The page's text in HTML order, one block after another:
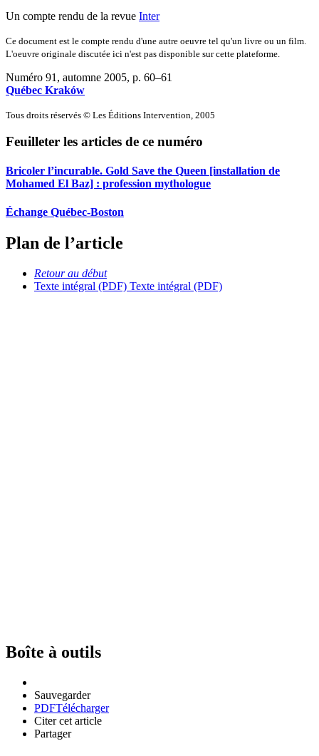
Un compte rendu de la revue Inter
Ce document est le compte rendu d'une autre oeuvre tel qu'un livre ou un film.
L'oeuvre originale discutée ici n'est pas disponible sur cette plateforme.
Numéro 91, automne 2005, p. 60–61
Québec Kraków
Tous droits réservés © Les Éditions Intervention, 2005
Feuilleter les articles de ce numéro
Bricoler l’incurable. Gold Save the Queen [installation de
Mohamed El Baz] : profession mythologue
Échange Québec-Boston
Plan de l’article
Retour au début
Texte intégral (PDF) Texte intégral (PDF)
Boîte à outils
Sauvegarder
PDFTélécharger
Citer cet article
Partager